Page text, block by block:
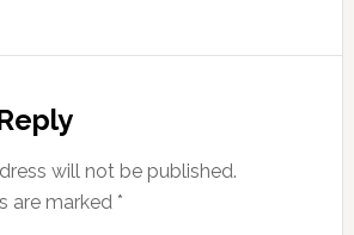
will not be published.
are marked *